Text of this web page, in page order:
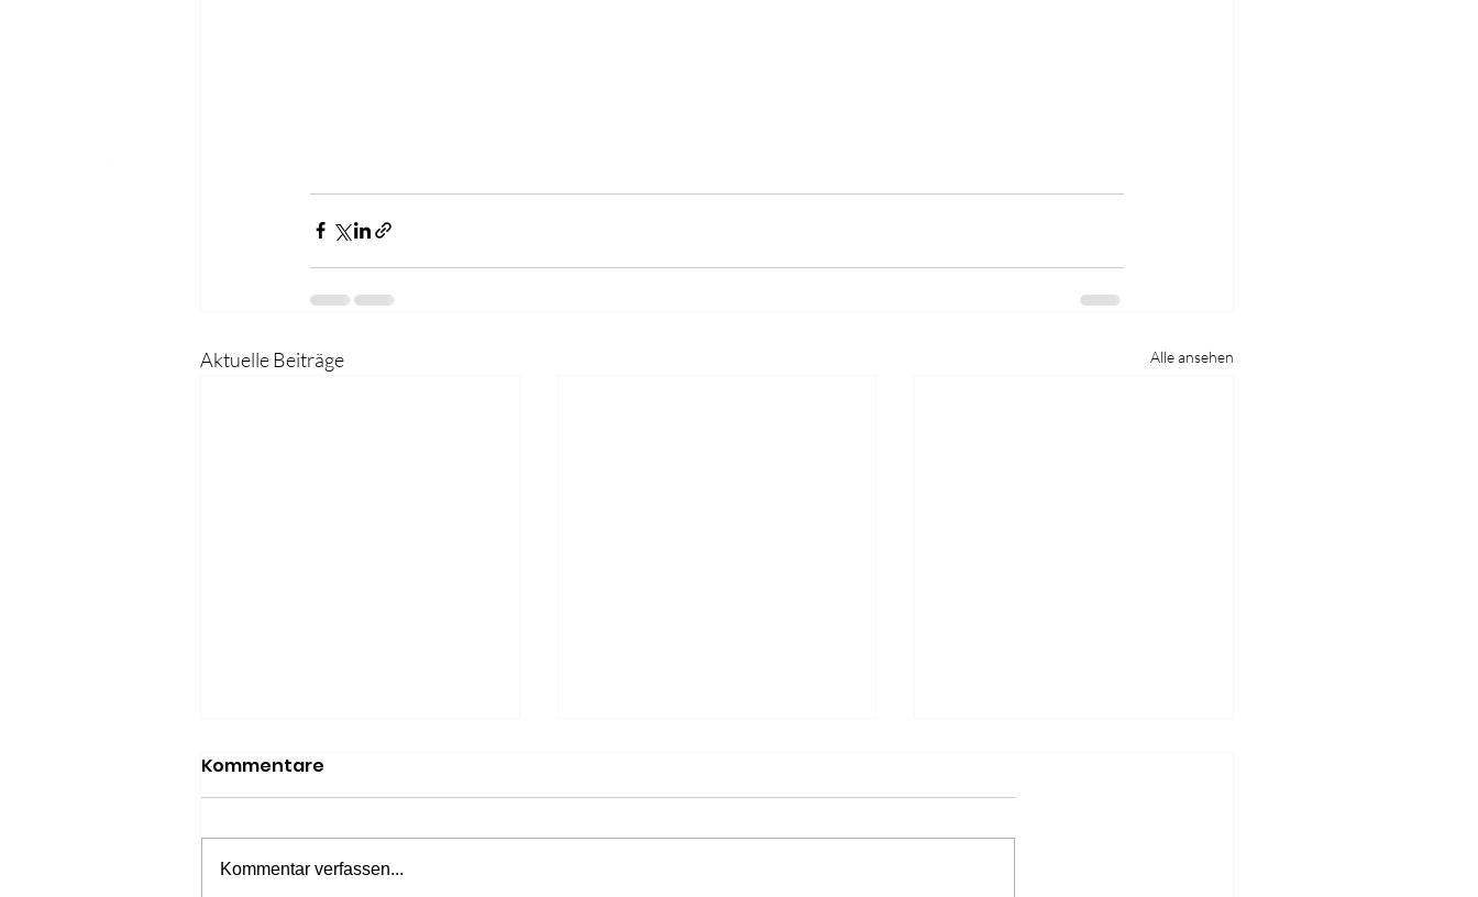
Aktuelle Beiträge Alle ansehen
Kommentare
Kommentar verfassen...